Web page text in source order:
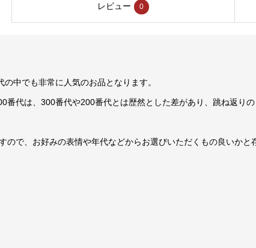
レビュー 0
中でも非常に人気のお品となります。
番代は、300番代や200番代とは歴然とした差があり、跳ね返り
で、お好みの表情や年代などからお選びいただくもの良いかと